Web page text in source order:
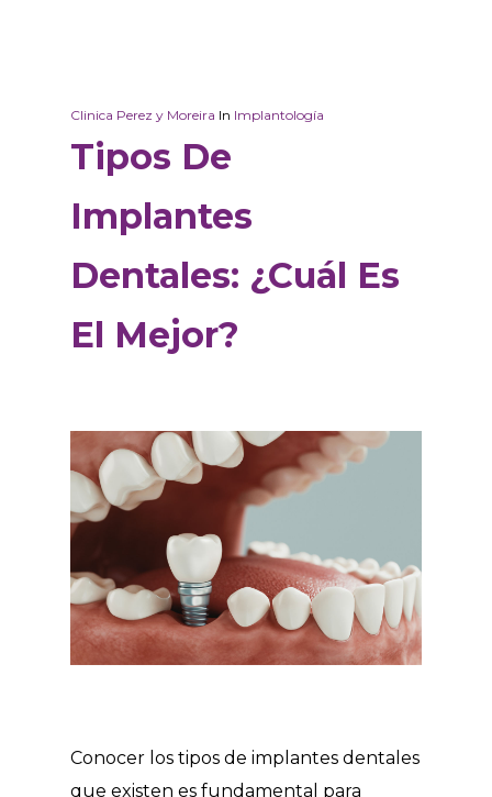
Clinica Perez y Moreira In Implantología
Tipos De
Implantes
Dentales: ¿Cuál Es
El Mejor?
Conocer los tipos de implantes dentales
que existen es fundamental para